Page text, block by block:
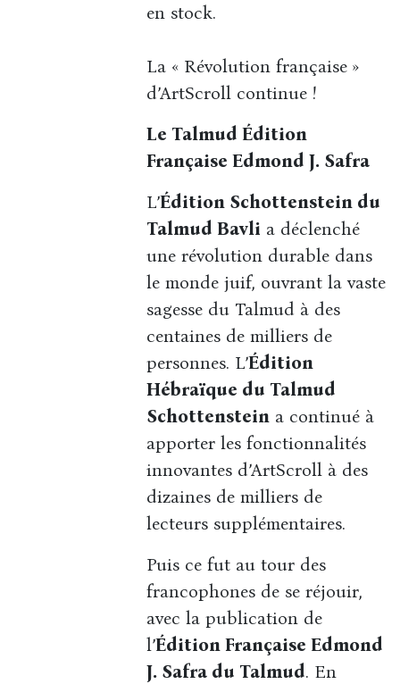
en stock.
La « Révolution française »
d’ArtScroll continue !
Le Talmud Édition
Française Edmond J. Safra
L’Édition Schottenstein du
Talmud Bavli a déclenché
une révolution durable dans
le monde juif, ouvrant la vaste
sagesse du Talmud à des
centaines de milliers de
personnes. L’Édition
Hébraïque du Talmud
Schottenstein a continué à
apporter les fonctionnalités
innovantes d’ArtScroll à des
dizaines de milliers de
lecteurs supplémentaires.
Puis ce fut au tour des
francophones de se réjouir,
avec la publication de
l’Édition Française Edmond
J. Safra du Talmud. En